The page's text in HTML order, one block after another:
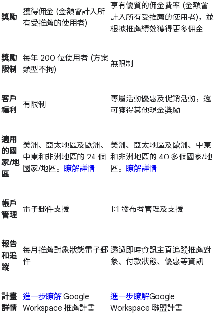
獎勵
獲得佣金 (金額會計入所
有受推薦的使用者)
享有優質的佣金費率 (金額會
計入所有受推薦的使用者)，並
根據推薦績效獲得更多佣金
獎勵
限制
每年 200 位使用者 (方案
類型不拘)
無限制
客戶
福利
有限制
專屬活動優惠及促銷活動，還
可獲得其他現金獎勵
適用
的國
家/地
區
美洲、亞太地區及歐洲、
中東和非洲地區的 24 個
國家/地區。 瞭解詳情
美洲、亞太地區及歐洲、中東
和非洲地區的 40 多個國家/地
區。 瞭解詳情
帳戶
管理
電子郵件支援 1:1 發布者管理及支援
報告
和追
蹤
每月推薦對象狀態電子郵
件
透過即時資訊主頁追蹤推薦對
象、付款狀態、優惠等資訊
計畫
詳情
進一步瞭解 Google
Workspace 推薦計畫
進一步瞭解Google
Workspace 聯盟計畫